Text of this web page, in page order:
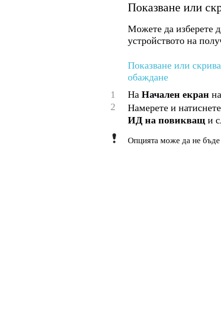
Показване или
Можете да изберете
устройството на
Показване или
обаждане
1
На Начален екран
2
Намерете и
ИД на повикващ и
Опцията може да не бъде